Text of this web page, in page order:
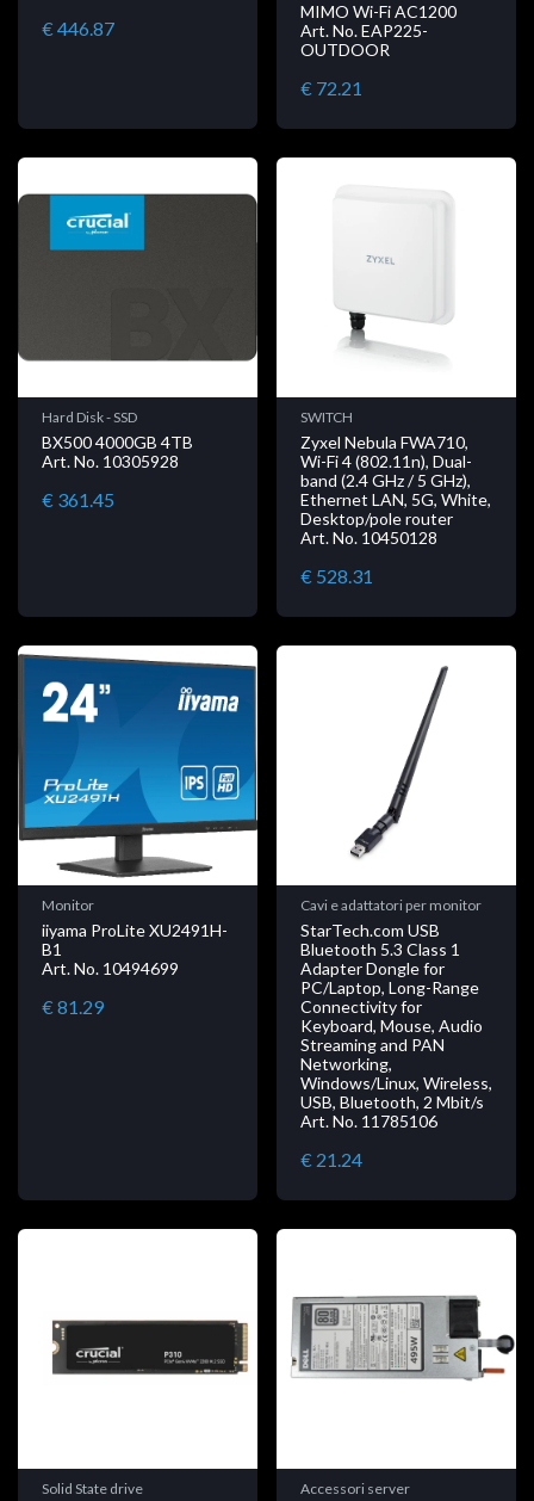
€ 446.87
MIMO Wi-Fi AC1200
Art. No. EAP225-
OUTDOOR
€ 72.21
Hard Disk - SSD
BX500 4000GB 4TB
Art. No. 10305928
€ 361.45
SWITCH
Zyxel Nebula FWA710,
Wi-Fi 4 (802.11n), Dual-
band (2.4 GHz / 5 GHz),
Ethernet LAN, 5G, White,
Desktop/pole router
Art. No. 10450128
€ 528.31
Monitor
iiyama ProLite XU2491H-
B1
Art. No. 10494699
€ 81.29
Cavi e adattatori per monitor
StarTech.com USB
Bluetooth 5.3 Class 1
Adapter Dongle for
PC/Laptop, Long-Range
Connectivity for
Keyboard, Mouse, Audio
Streaming and PAN
Networking,
Windows/Linux, Wireless,
USB, Bluetooth, 2 Mbit/s
Art. No. 11785106
€ 21.24
Solid State drive Accessori server